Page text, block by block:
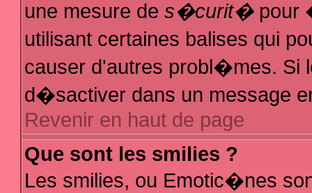
une mesure de s�curit�pour
utilisant certaines balises qui
causer d'autres probl�mes. Si
d�sactiver dans un message
Revenir en haut de page
Que sont les smilies ?
Les smilies, ou Emotic�nes